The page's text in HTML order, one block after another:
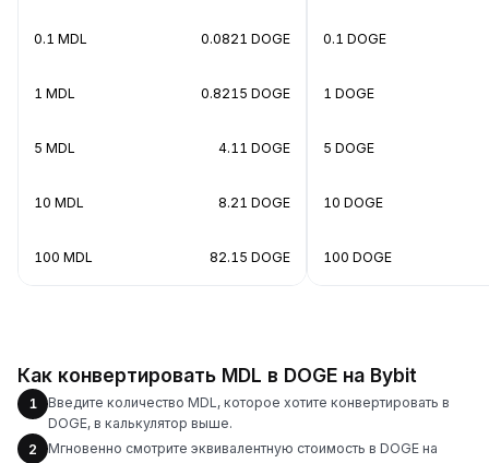
0.1 MDL 0.0821 DOGE
1 MDL 0.8215 DOGE
5 MDL 4.11 DOGE
10 MDL 8.21 DOGE
100 MDL 82.15 DOGE
0.1 DOGE
1 DOGE
5 DOGE
10 DOGE
100 DOGE
Как конвертировать MDL в DOGE на Bybit
1
Введите количество MDL, которое хотите конвертировать в
DOGE, в калькулятор выше.
2
Мгновенно смотрите эквивалентную стоимость в DOGE на